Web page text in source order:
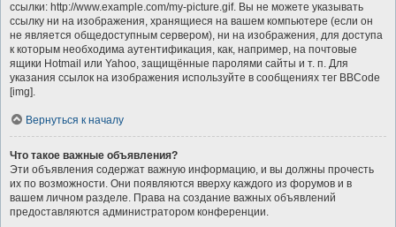
ссылки: http://www.example.com/my-picture.gif. Вы не можете указывать
ссылку ни на изображения, хранящиеся на вашем компьютере (если он
не является общедоступным сервером), ни на изображения, для доступа
к которым необходима аутентификация, как, например, на почтовые
ящики Hotmail или Yahoo, защищённые паролями сайты и т. п. Для
указания ссылок на изображения используйте в сообщениях тег BBCode
[img].
Вернуться к началу
Что такое важные объявления?
Эти объявления содержат важную информацию, и вы должны прочесть
их по возможности. Они появляются вверху каждого из форумов и в
вашем личном разделе. Права на создание важных объявлений
предоставляются администратором конференции.